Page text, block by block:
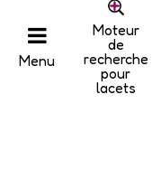
Menu
Moteur
de
recherche
pour
lacets